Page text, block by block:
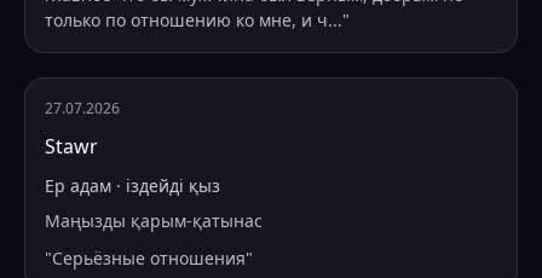
только по отношению ко мне, и ч..."
27.07.2026
Stawr
Ер адам · іздейді қыз
Маңызды қарым-қатынас
"Серьёзные отношения"